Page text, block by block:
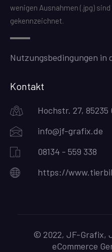
wenigen Ausnahmen (.jpg)
gekennzeichnet.
Nutzungsbedingungen in
Kontakt
Hochstr. 27, 85235
info@jf-grafix.de
08134 - 559 338
https://
© 2022, JF-Grafix,
eCommerce